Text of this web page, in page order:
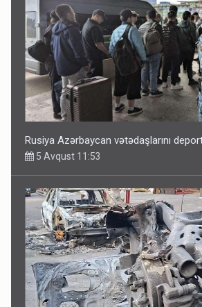
Rusiya Azərbaycan vətədaşlarını
5 Avqust 11:53